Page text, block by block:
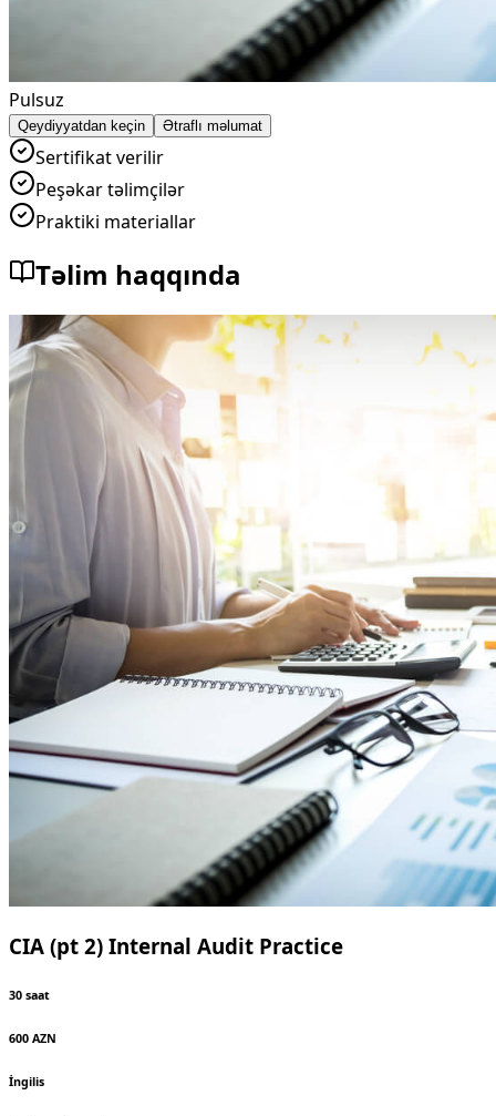
Pulsuz
Qeydiyyatdan keçin Ətraflı məlumat
Sertifikat verilir
Peşəkar təlimçilər
Praktiki materiallar
Təlim haqqında
CIA (pt 2) Internal Audit Practice
30 saat
600 AZN
İngilis